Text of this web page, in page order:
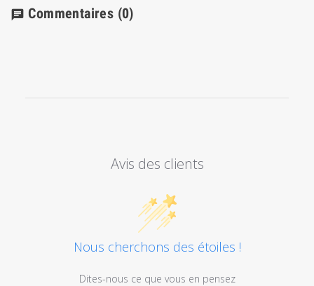
chat Commentaires (0)
Avis des clients
Nous cherchons des étoiles !
Dites-nous ce que vous en pensez